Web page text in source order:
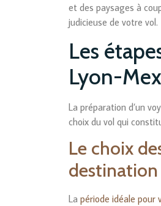
et des paysages à
judicieuse de votre vol.
Les
Lyon-
La préparation d’un
choix du vol qui
Le choix
destination
La période idéale pour